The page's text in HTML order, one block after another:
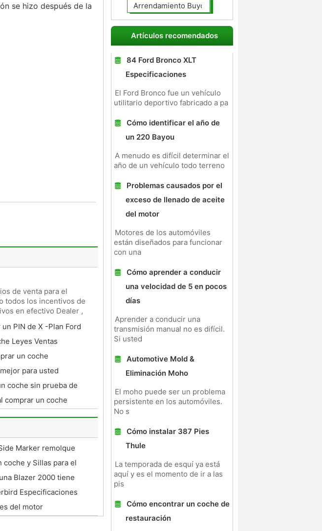
se hizo después de la
de venta para el
todos los incentivos de
en efectivo Dealer ,
PIN de X -Plan Ford
Leyes Ventas
un coche
para usted
coche sin prueba de
comprar un coche
Marker remolque
coche y Sillas para el
Blazer 2000 tiene
Especificaciones
del motor
Arrendamiento Buyout
Artículos recomendados
84 Ford Bronco XLT
Especificaciones
El Ford Bronco fue un vehículo
utilitario deportivo fabricado a pa
Cómo identificar el año de
un 220 Bayou
A menudo es difícil determinar el
año de un vehículo todo terreno
Problemas causados ​​por el
exceso de llenado de aceite
del motor
Motores de los automóviles
están diseñados para funcionar
con una
Cómo aprender a conducir
una velocidad de 5 en pocos
días
Aprender a conducir una
transmisión manual no es difícil.
Si usted
Automotive Mold &
Eliminación Moho
El moho puede ser un problema
persistente en los automóviles.
No s
Cómo instalar 387 Pies
Thule
La temporada de esquí ya está
aquí y es el momento de ir a las
pis
Cómo encontrar un coche de
restauración